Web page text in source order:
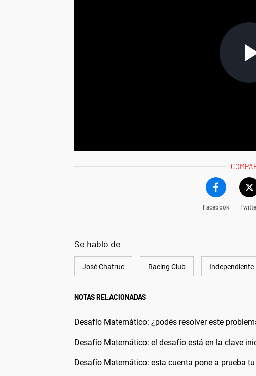
Facebook
Se habló de
José Chatruc Racing Club Independiente
NOTAS RELACIONADAS
Desafío Matemático: ¿podés resolver este
Desafío Matemático: el desafío está en la clave
Desafío Matemático: esta cuenta pone a prueba